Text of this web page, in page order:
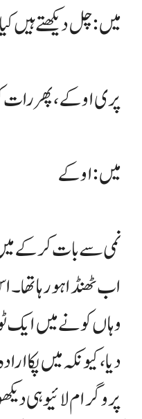
میں: چل دیکھتے ہیں
پری اوکے، پھر رات
میں : اوکے
نمی سے بات کر کے
اب ٹھنڈا ہو رہا
وہاں کونے میں ایک
دیا، کیونکہ میں پکا
پروگرام لائیو ہی